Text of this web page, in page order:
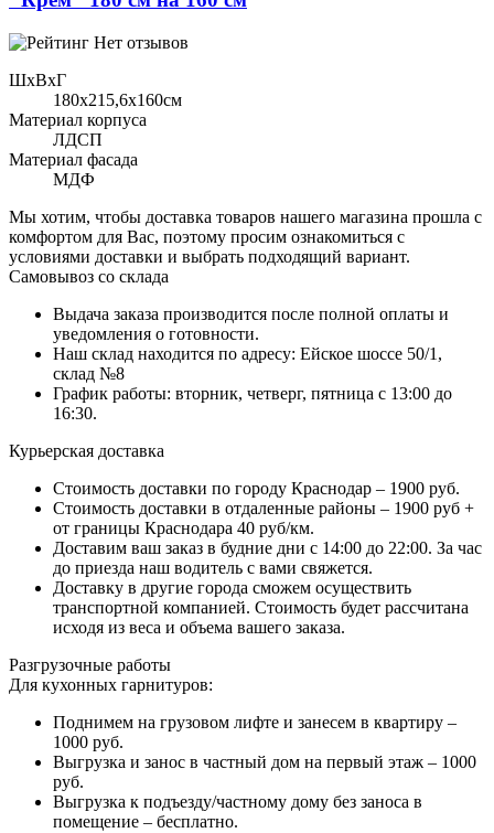
Нет отзывов
ШхВхГ
180x215,6х160см
Материал корпуса
ЛДСП
Материал фасада
МДФ
Мы хотим, чтобы доставка товаров нашего магазина прошла с
комфортом для Вас, поэтому просим ознакомиться с
условиями доставки и выбрать подходящий вариант.
Самовывоз со склада
Выдача заказа производится после полной оплаты и
уведомления о готовности.
Наш склад находится по адресу: Ейское шоссе 50/1,
склад №8
График работы: вторник, четверг, пятница с 13:00 до
16:30.
Курьерская доставка
Стоимость доставки по городу Краснодар – 1900 руб.
Стоимость доставки в отдаленные районы – 1900 руб +
от границы Краснодара 40 руб/км.
Доставим ваш заказ в будние дни с 14:00 до 22:00. За час
до приезда наш водитель с вами свяжется.
Доставку в другие города сможем осуществить
транспортной компанией. Стоимость будет рассчитана
исходя из веса и объема вашего заказа.
Разгрузочные работы
Для кухонных гарнитуров:
Поднимем на грузовом лифте и занесем в квартиру –
1000 руб.
Выгрузка и занос в частный дом на первый этаж – 1000
руб.
Выгрузка к подъезду/частному дому без заноса в
помещение – бесплатно.